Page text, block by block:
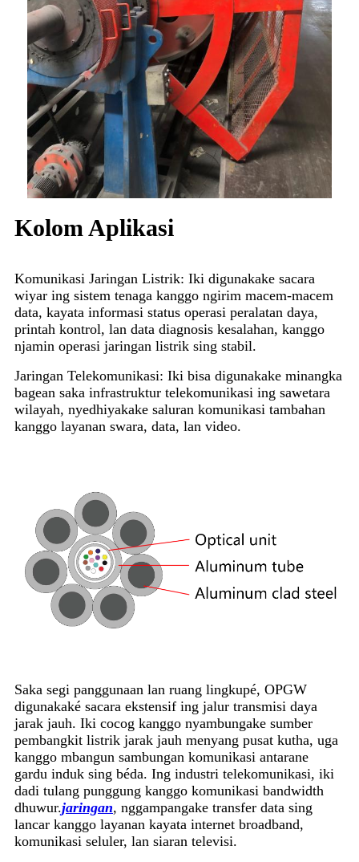
Kolom Aplikasi
Komunikasi Jaringan Listrik: Iki digunakake sacara
wiyar ing sistem tenaga kanggo ngirim macem-macem
data, kayata informasi status operasi peralatan daya,
printah kontrol, lan data diagnosis kesalahan, kanggo
njamin operasi jaringan listrik sing stabil.
Jaringan Telekomunikasi: Iki bisa digunakake minangka
bagean saka infrastruktur telekomunikasi ing sawetara
wilayah, nyedhiyakake saluran komunikasi tambahan
kanggo layanan swara, data, lan video.
Saka segi panggunaan lan ruang lingkupé, OPGW
digunakaké sacara ekstensif ing jalur transmisi daya
jarak jauh. Iki cocog kanggo nyambungake sumber
pembangkit listrik jarak jauh menyang pusat kutha, uga
kanggo mbangun sambungan komunikasi antarane
gardu induk sing béda. Ing industri telekomunikasi, iki
dadi tulang punggung kanggo komunikasi bandwidth
dhuwur.jaringan, nggampangake transfer data sing
lancar kanggo layanan kayata internet broadband,
komunikasi seluler, lan siaran televisi.